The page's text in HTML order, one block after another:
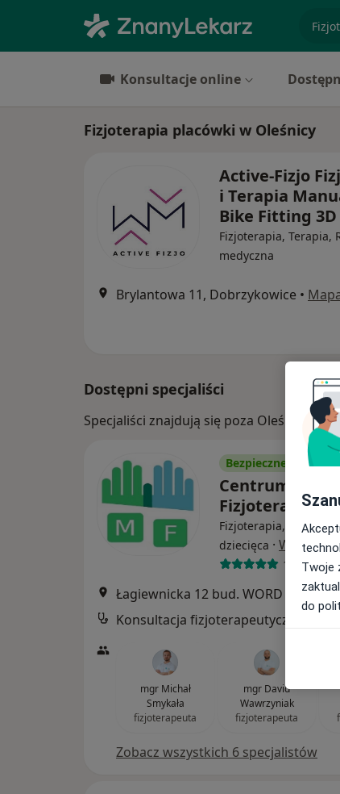
Konsultacje online
Fizjoterapia placówki w Oleśnicy
Active-Fizjo
i Terapia
Bike Fitting 3D
Fizjoterapia, Terapia,
medyczna
Brylantowa 11, Dobrzykowice •
Dostępni specjaliści
Specjaliści znajdują się poza Oleśnica,
Bezpieczne płatności
Centrum
Fizjoterapia
Fizjoterapia,
dziecięca · Więcej
1551
Konsultacja fizjoterapeutyczna
mgr Michał
Smykała
fizjoterapeuta
mgr David
Wawrzyniak
fizjoterapeuta
Zobacz wszystkich 6 specjalistów
Twoje
do